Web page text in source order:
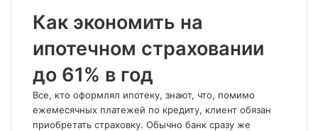
Как экономить на
ипотечном страховании
до 61% в год
Все, кто оформлял ипотеку, знают, что, помимо
ежемесячных платежей по кредиту, клиент обязан
приобретать страховку. Обычно банк сразу же